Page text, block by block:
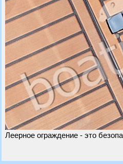
Леерное ограждение - это